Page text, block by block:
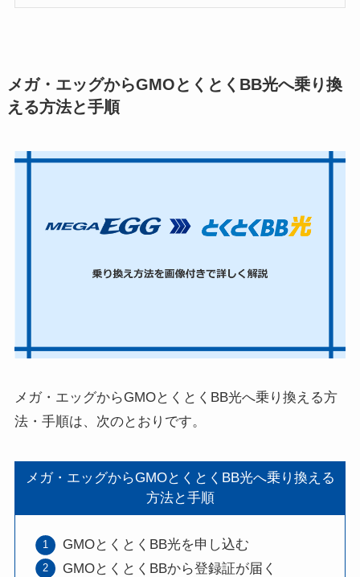
メガ・エッグからGMOとくとくBB光へ乗り換
える方法と手順
メガ・エッグからGMOとくとくBB光へ乗り換える方
法・手順は、次のとおりです。
メガ・エッグからGMOとくとくBB光へ乗り換える
方法と手順
GMOとくとくBB光を申し込む
GMOとくとくBBから登録証が届く